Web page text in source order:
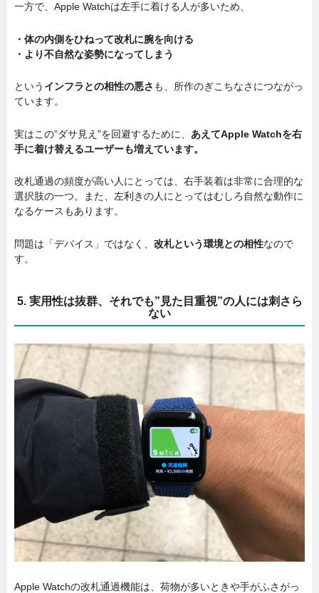
一方で、Apple Watchは左手に着ける人が多いため、
・体の内側をひねって改札に腕を向ける
・より不自然な姿勢になってしまう
という インフラとの相性の悪さ も、所作のぎこちなさにつながっ
ています。
実はこの”ダサ見え”を回避するために、 あえてApple Watchを右
手に着け替えるユーザーも増えています。
改札通過の頻度が高い人にとっては、右手装着は非常に合理的な
選択肢の一つ。また、左利きの人にとってはむしろ自然な動作に
なるケースもあります。
問題は「デバイス」ではなく、 改札という環境との相性なので
す。
5. 実用性は抜群、それでも”見た目重視”の人には刺さら
ない
Apple Watchの改札通過機能は、荷物が多いときや手がふさがっ